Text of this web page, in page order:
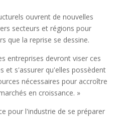
ouvrent de nouvelles
secteurs et régions pour
que la reprise se dessine.
entreprises devront viser ces
et s'assurer qu'elles possèdent
nécessaires pour accroître
en croissance. »
pour l'industrie de se préparer